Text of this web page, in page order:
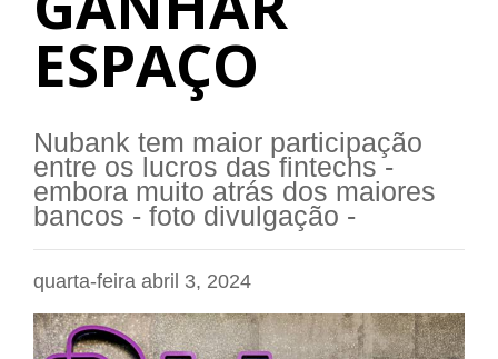
ESPAÇO
Nubank tem maior participação
entre os lucros das fintechs -
embora muito atrás dos maiores
bancos - foto divulgação -
quarta-feira abril 3, 2024